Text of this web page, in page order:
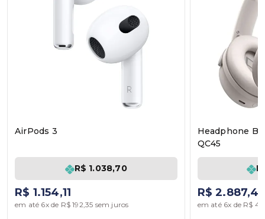
AirPods 3
R$ 1.154,11
R$ 1.038,70
em até 6x de R$ 192,35 sem juros
Headphone
QC45
R$
em até 6x de R$